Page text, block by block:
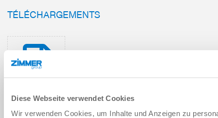
Diese Webseite verwendet Cookies
Wir verwenden Cookies, um Inhalte und Anzeigen zu
TÉLÉCHARGEMENTS